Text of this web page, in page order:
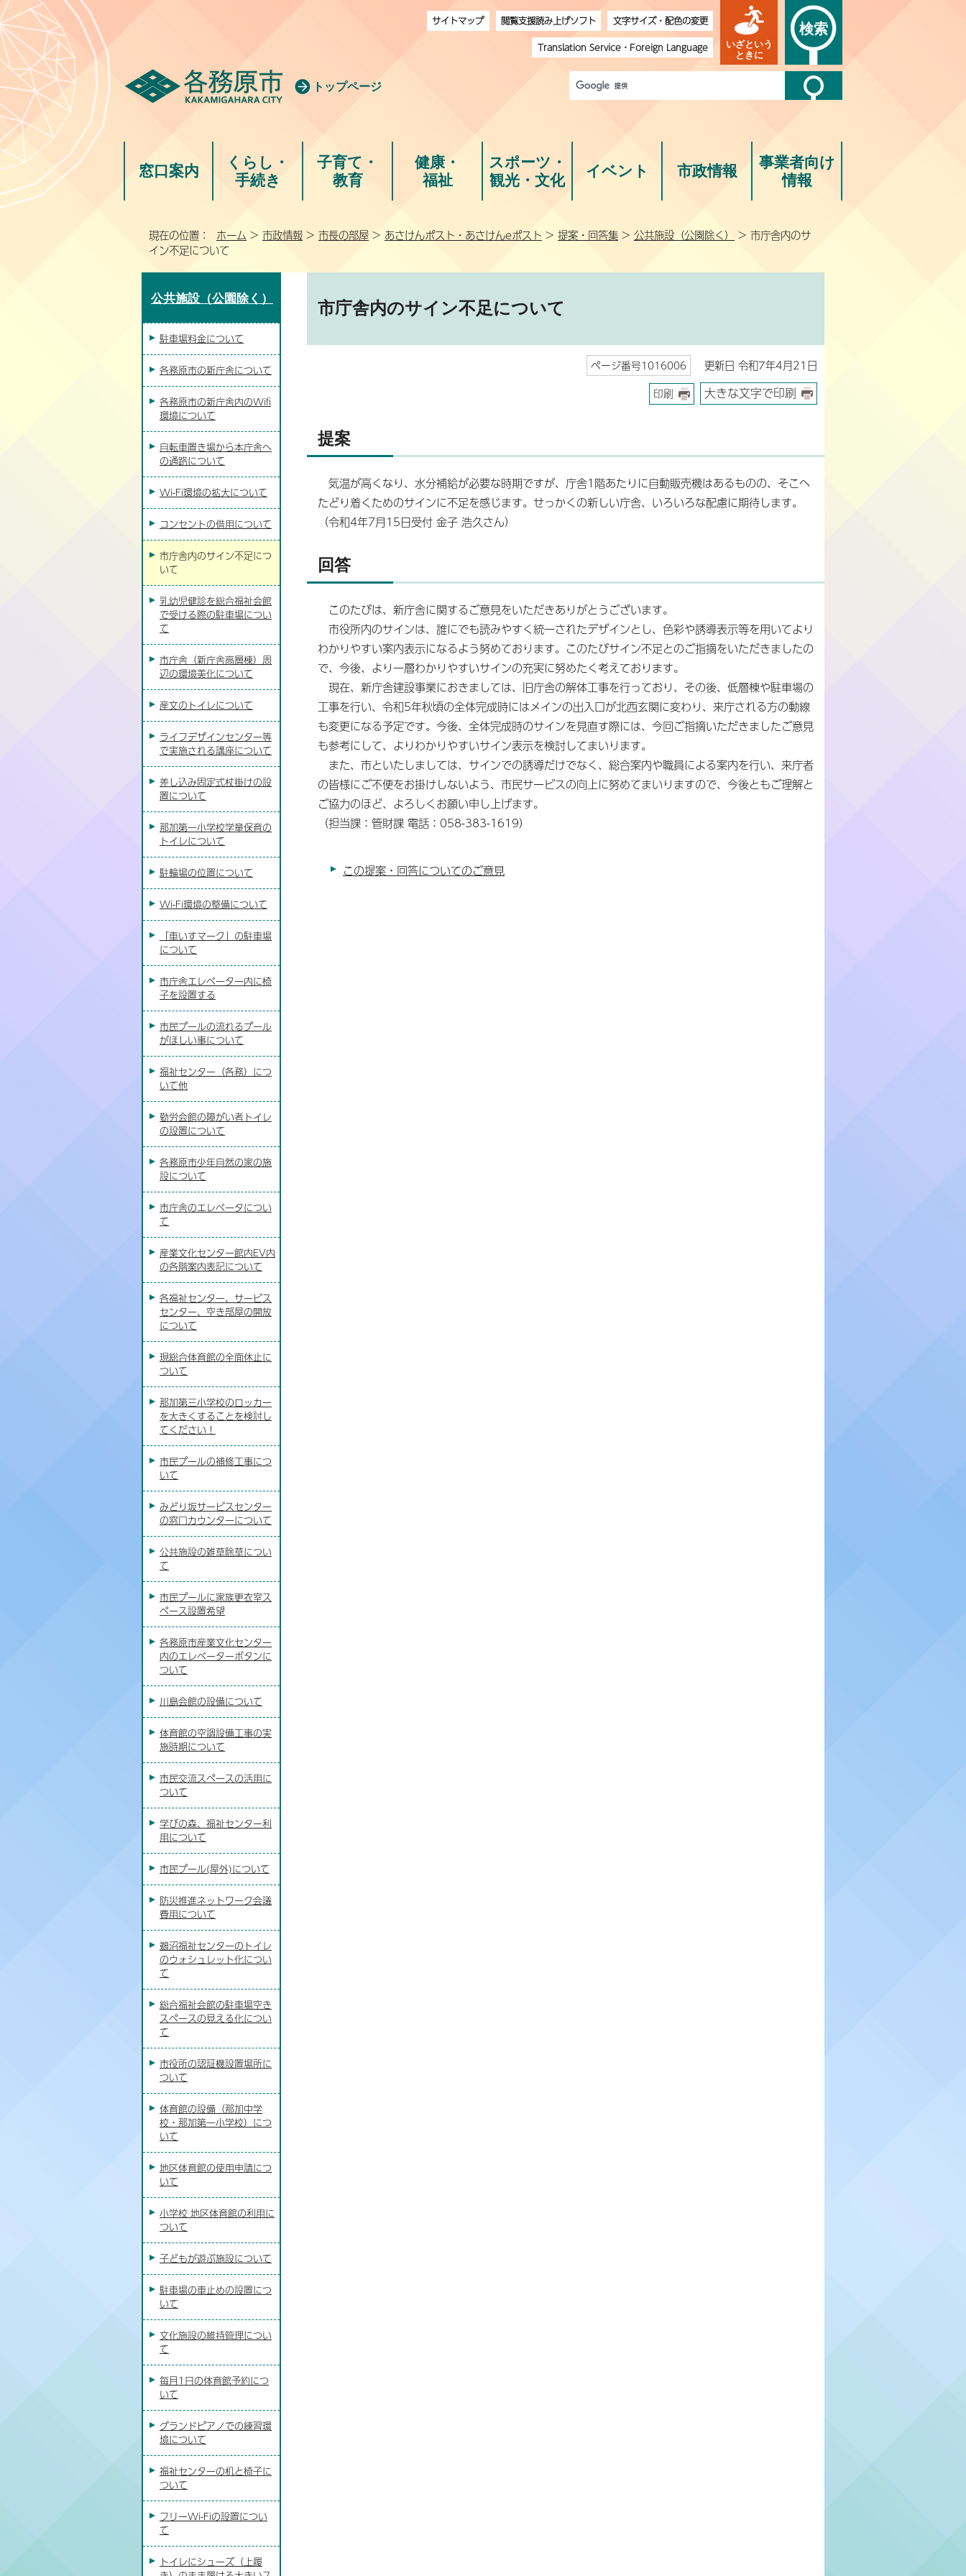
トップページ
サイトマップ 閲覧支援読み上げソフト
文字サイズ・配色の変更
Translation Service・ Foreign Language
いざという
ときに
検索
窓口案内
くらし・
手続き
子育て・
教育
健康・
福祉
スポーツ・
観光・文化
イベント 市政情報
事業者向け
情報
現在の位置： ホーム > 市政情報 > 市長の部屋 > あさけんポスト・あさけんeポスト > 提案・回答集 > 公共施設（公園除く）
> 市庁舎内のサ
イン不足について
市庁舎内のサイン不足について
ページ番号1016006 更新日 令和7年4月21日
印刷 大きな文字で印刷
提案
気温が高くなり、水分補給が必要な時期ですが、庁舎1階あたりに自動販売機はあるものの、そこへ
たどり着くためのサインに不足を感じます。せっかくの新しい庁舎、いろいろな配慮に期待します。
（令和4年7月15日受付 金子 浩久さん）
回答
このたびは、新庁舎に関するご意見をいただきありがとうございます。
市役所内のサインは、誰にでも読みやすく統一されたデザインとし、色彩や誘導表示等を用いてより
わかりやすい案内表示になるよう努めております。このたびサイン不足とのご指摘をいただきましたの
で、今後、より一層わかりやすいサインの充実に努めたく考えております。
現在、新庁舎建設事業におきましては、旧庁舎の解体工事を行っており、その後、低層棟や駐車場の
工事を行い、令和5年秋頃の全体完成時にはメインの出入口が北西玄関に変わり、来庁される方の動線
も変更になる予定です。今後、全体完成時のサインを見直す際には、今回ご指摘いただきましたご意見
も参考にして、よりわかりやすいサイン表示を検討してまいります。
また、市といたしましては、サインでの誘導だけでなく、総合案内や職員による案内を行い、来庁者
の皆様にご不便をお掛けしないよう、市民サービスの向上に努めてまいりますので、今後ともご理解と
ご協力のほど、よろしくお願い申し上げます。
（担当課：管財課 電話：058-383-1619）
この提案・回答についてのご意見
公共施設（公園除く）
駐車場料金について
各務原市の新庁舎について
各務原市の新庁舎内のWifi
環境について
自転車置き場から本庁舎へ
の通路について
Wi-Fi環境の拡大について
コンセントの借用について
市庁舎内のサイン不足につ
いて
乳幼児健診を総合福祉会館
で受ける際の駐車場につい
て
市庁舎（新庁舎高層棟）周
辺の環境美化について
産文のトイレについて
ライフデザインセンター等
で実施される講座について
差し込み固定式杖掛けの設
置について
那加第一小学校学童保育の
トイレについて
駐輪場の位置について
Wi-Fi環境の整備について
「車いすマーク」の駐車場
について
市庁舎エレベーター内に椅
子を設置する
市民プールの流れるプール
がほしい事について
福祉センター（各務）につ
いて他
勤労会館の障がい者トイレ
の設置について
各務原市少年自然の家の施
設について
市庁舎のエレベータについ
て
産業文化センター館内EV内
の各階案内表記について
各福祉センター、サービス
センター、空き部屋の開放
について
現総合体育館の全面休止に
ついて
那加第三小学校のロッカー
を大きくすることを検討し
てください！
市民プールの補修工事につ
いて
みどり坂サービスセンター
の窓口カウンターについて
公共施設の雑草除草につい
て
市民プールに家族更衣室ス
ペース設置希望
各務原市産業文化センター
内のエレベーターボタンに
ついて
川島会館の設備について
体育館の空調設備工事の実
施時期について
市民交流スペースの活用に
ついて
学びの森、福祉センター利
用について
市民プール(屋外)について
防災推進ネットワーク会議
費用について
鵜沼福祉センターのトイレ
のウォシュレット化につい
て
総合福祉会館の駐車場空き
スペースの見える化につい
て
市役所の認証機設置場所に
ついて
体育館の設備（那加中学
校・那加第一小学校）につ
いて
地区体育館の使用申請につ
いて
小学校 地区体育館の利用に
ついて
子どもが遊ぶ施設について
駐車場の車止めの設置につ
いて
文化施設の維持管理につい
て
毎月1日の体育館予約につ
いて
グランドピアノでの練習環
境について
福祉センターの机と椅子に
ついて
フリーWi-Fiの設置につい
て
トイレにシューズ（上履